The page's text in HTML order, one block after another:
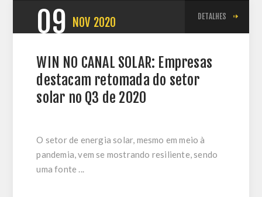
09 NOV 2020 DETALHES
WIN NO CANAL SOLAR: Empresas
destacam retomada do setor
solar no Q3 de 2020
O setor de energia solar, mesmo em meio à
pandemia, vem se mostrando resiliente, sendo
umafonte ...